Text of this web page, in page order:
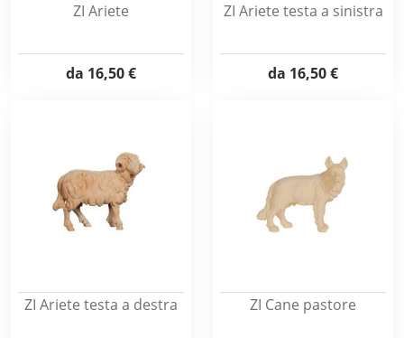
ZI Ariete
da 16,50 €
ZI Ariete testa a sinistra
da 16,50 €
ZI Ariete testa a destra ZI Cane pastore